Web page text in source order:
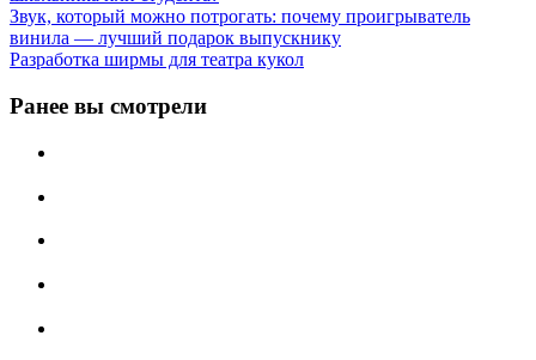
Звук, который можно потрогать: почему проигрыватель
винила — лучший подарок выпускнику
Разработка ширмы для театра кукол
Ранее вы смотрели